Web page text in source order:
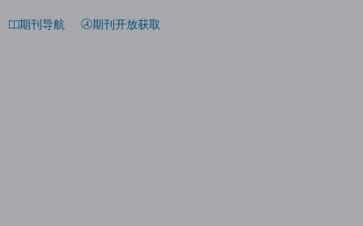
期刊导航 期刊开放获取